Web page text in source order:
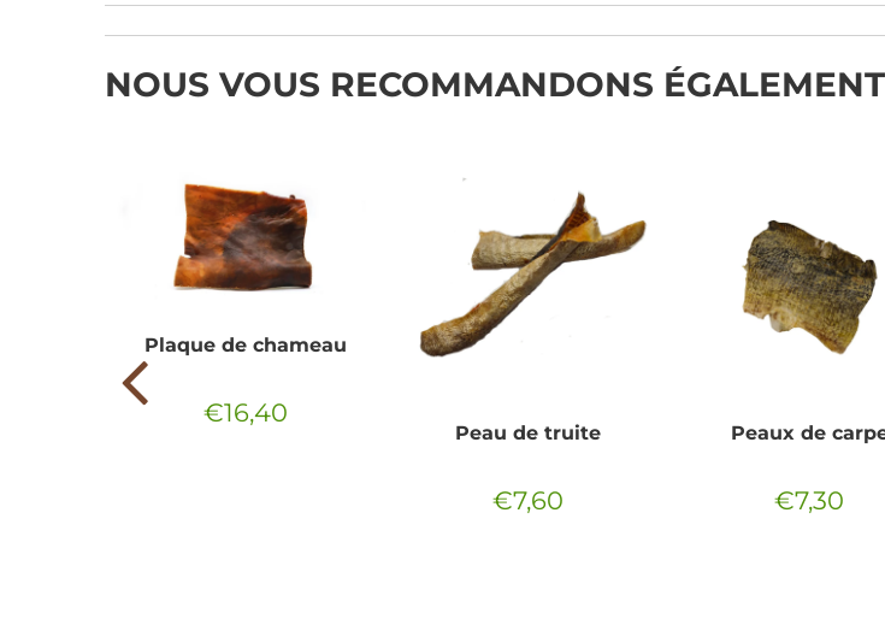
NOUS VOUS RECOMMANDONS ÉGALEMENT
Plaque de chameau
Prix
€16,40
Peau de truite
Prix
€7,60
Peaux de
Prix
€7,30